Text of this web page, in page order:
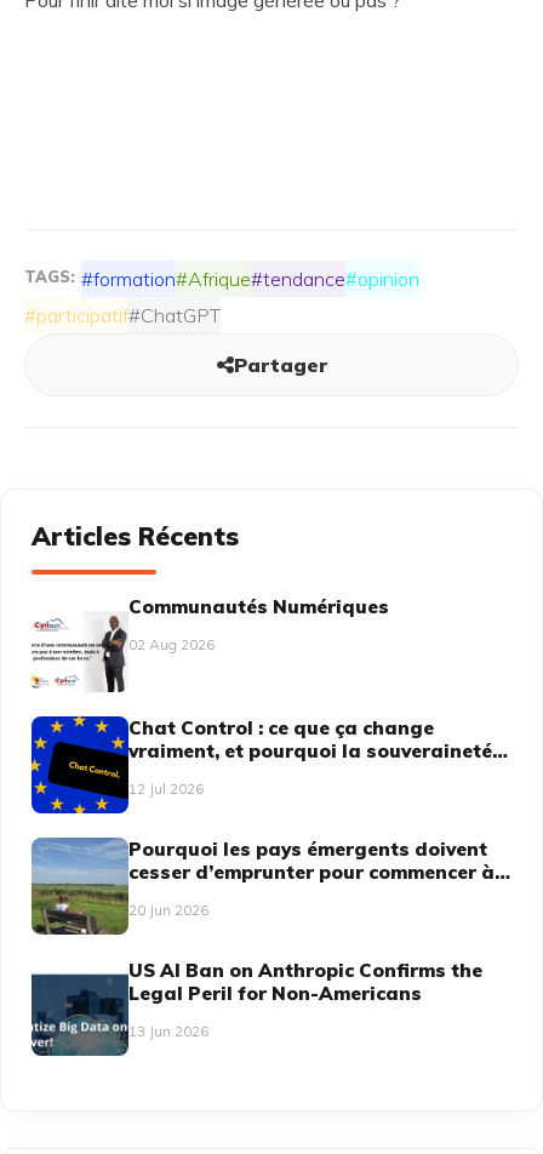
TAGS: #formation#Afrique#tendance#opinion
#participatif#ChatGPT
Partager
Articles Récents
Communautés Numériques
02 Aug 2026
Chat Control : ce que ça change
vraiment, et pourquoi la souveraineté
12 Jul 2026
Pourquoi les pays émergents doivent
cesser d’emprunter pour commencer à
20 Jun 2026
US AI Ban on Anthropic Confirms the
Legal Peril for Non-Americans
13 Jun 2026